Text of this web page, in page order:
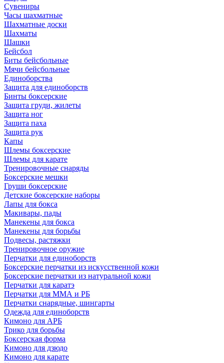
Сувениры
Часы шахматные
Шахматные доски
Шахматы
Шашки
Бейсбол
Биты бейсбольные
Мячи бейсбольные
Единоборства
Защита для единоборств
Бинты боксерские
Защита груди, жилеты
Защита ног
Защита паха
Защита рук
Капы
Шлемы боксерские
Шлемы для карате
Тренировочные снаряды
Боксерские мешки
Груши боксерские
Детские боксерские наборы
Лапы для бокса
Макивары, пады
Манекены для бокса
Манекены для борьбы
Подвесы, растяжки
Тренировочное оружие
Перчатки для единоборств
Боксерские перчатки из искусственной кожи
Боксерские перчатки из натуральной кожи
Перчатки для каратэ
Перчатки для ММА и РБ
Перчатки снарядные, шингарты
Одежда для единоборств
Кимоно для АРБ
Трико для борьбы
Боксерская форма
Кимоно для дзюдо
Кимоно для карате